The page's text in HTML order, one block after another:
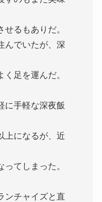
るもありだ。
んでいたが、深
足を運んだ。
に手軽な深夜飯
上になるが、近
てしまった。
ンチャイズと直